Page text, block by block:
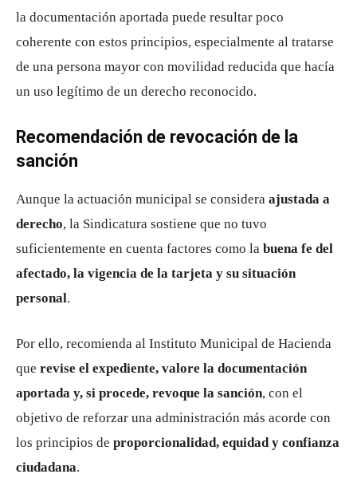
la documentación aportada puede resultar poco
coherente con estos principios, especialmente al tratarse
de una persona mayor con movilidad reducida que hacía
un uso legítimo de un derecho reconocido.
Recomendación de revocación de la
sanción
Aunque la actuación municipal se considera ajustada a
derecho, la Sindicatura sostiene que no tuvo
suficientemente en cuenta factores como la buena fe del
afectado, la vigencia de la tarjeta y su situación
personal.
Por ello, recomienda al Instituto Municipal de Hacienda
que revise el expediente, valore la documentación
aportada y, si procede, revoque la sanción, con el
objetivo de reforzar una administración más acorde con
los principios de proporcionalidad, equidad y confianza
ciudadana.